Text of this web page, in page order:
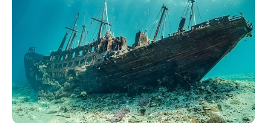
Bald ist Hohes Friedensfest (in Augsburg ein Feiertag):
Sonnabend, den 08.08.2026
Ziele für mehrtägige Touren in Deutschland: